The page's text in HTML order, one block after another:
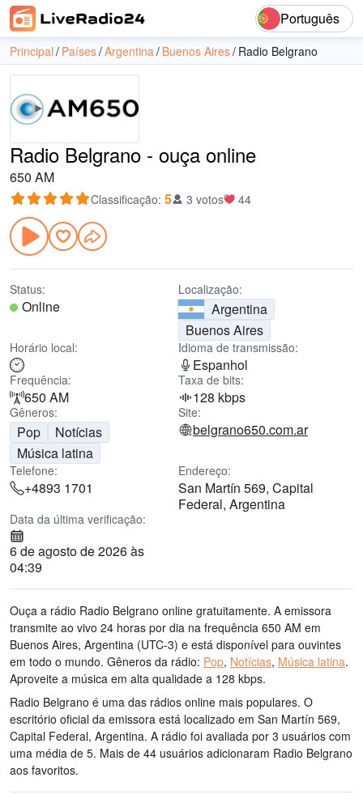
Português
Principal Países Argentina Buenos Aires Radio Belgrano
Radio Belgrano - ouça online
650 AM
Classificação: 5 3 votos 44
Status:
Online
Localização:
Argentina
Buenos Aires
Horário local: Idioma de transmissão:
Espanhol
Frequência:
650 AM
Taxa de bits:
128 kbps
Gêneros:
Pop
Notícias
Música latina
Site:
belgrano650.com.ar
Telefone:
+4893 1701
Endereço:
San Martín 569, Capital
Federal, Argentina
Data da última verificação:
6 de agosto de 2026 às
04:39
Ouça a rádio Radio Belgrano online gratuitamente. A emissora
transmite ao vivo 24 horas por dia na frequência 650 AM em
Buenos Aires, Argentina (UTC-3) e está disponível para ouvintes
em todo o mundo. Gêneros da rádio: Pop, Notícias, Música latina.
Aproveite a música em alta qualidade a 128 kbps.
Radio Belgrano é uma das rádios online mais populares. O
escritório oficial da emissora está localizado em San Martín 569,
Capital Federal, Argentina. A rádio foi avaliada por 3 usuários com
uma média de 5. Mais de 44 usuários adicionaram Radio Belgrano
aos favoritos.